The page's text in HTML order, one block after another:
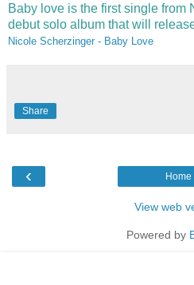
Baby love is the first single from
debut solo album that will
Nicole Scherzinger - Baby Love
Share
‹ Home
View web
Powered by